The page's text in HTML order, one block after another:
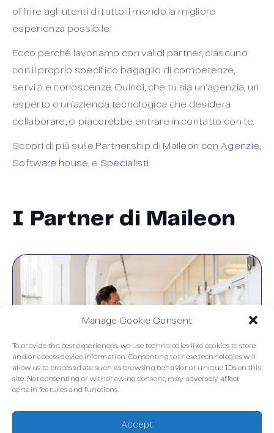
Manage Cookie Consent
To provide the best experiences, we use technologies like cookies to store
and/or access device information. Consenting to these technologies will
allow us to process data such as browsing behavior or unique IDs on this
site. Not consenting or withdrawing consent, may adversely affect
certain features and functions.
Accept
offrire agli utenti di tutto il mondo la migliore
esperienza possibile.
Ecco perché lavoriamo con validi partner, ciascuno
con il proprio specifico bagaglio di competenze,
servizi e conoscenze. Quindi, che tu sia un’agenzia, un
esperto o un’azienda tecnologica che desidera
collaborare, ci piacerebbe entrare in contatto con te.
Scopri di più sulle Partnership di Maileon con Agenzie
Software house , e Specialisti
I Partner di Maileon